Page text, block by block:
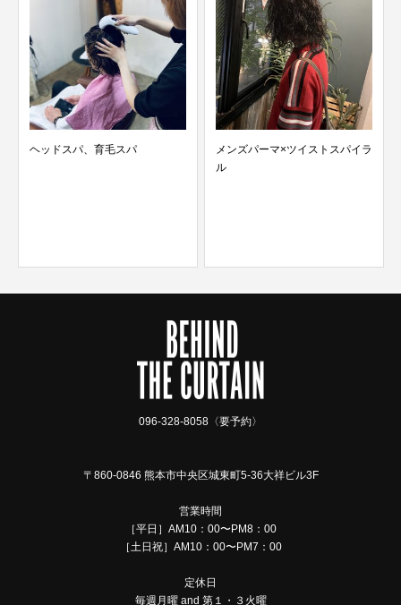
メンズパーマ×ツイストスパイラ
祝！成人おめでとうございます
096-328-8058〈要予約〉
〒860-0846 熊本市中央区城東町5-36大祥ビル3F
営業時間
［平日］AM10：00〜PM8：00
［土日祝］AM10：00〜PM7：00
定休日
毎週月曜 and 第１・３火曜